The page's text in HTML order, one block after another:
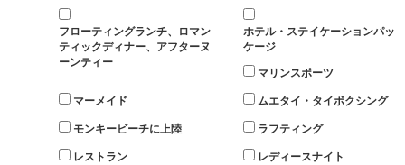
フローティングランチ、ロマン
ティックディナー、アフターヌ
ーンティー
ホテル・ステイケーションパッ
ケージ
マリンスポーツ
マーメイド
ムエタイ・タイボクシング
モンキービーチに上陸
ラフティング
レストラン
レディースナイト